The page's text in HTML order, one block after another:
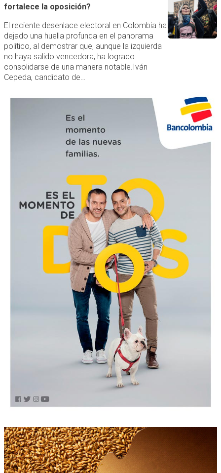
fortalece la oposición?
El reciente desenlace electoral en Colombia ha
dejado una huella profunda en el panorama
político, al demostrar que, aunque la izquierda
no haya salido vencedora, ha logrado
consolidarse de una manera notable.Iván
Cepeda, candidato de…